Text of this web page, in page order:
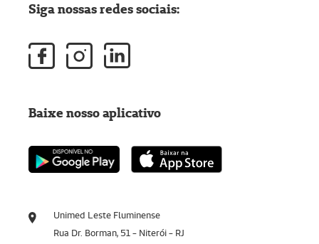
Unimed Leste Fluminense
Rua Dr. Borman, 51 - Niterói - RJ
Siga nossas redes sociais:
Baixe nosso aplicativo